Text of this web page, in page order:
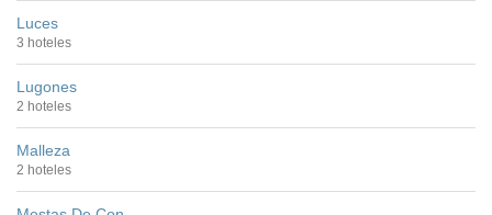
Luces
3 hoteles
Lugones
2 hoteles
Malleza
2 hoteles